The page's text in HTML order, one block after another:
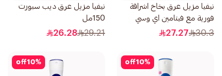
نيفيا مزيل عرق بخاخ اشراقة
فورية مع فيتامين اي وسي
200مل
30.3
27.27
نيفيا مزيل عرق ديب سبورت
150مل
29.21
26.28
10%
off
10%
off